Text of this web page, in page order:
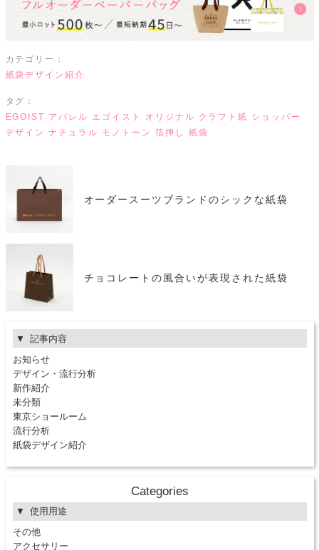
カテゴリー：
紙袋デザイン紹介
タグ：
EGOIST アパレル エゴイスト オリジナル クラフト紙 ショッパー
デザイン ナチュラル モノトーン 箔押し 紙袋
オーダースーツブランドのシックな紙袋
チョコレートの風合いが表現された紙袋
記事内容
お知らせ
デザイン・流行分析
新作紹介
未分類
東京ショールーム
流行分析
紙袋デザイン紹介
Categories
使用用途
その他
アクセサリー